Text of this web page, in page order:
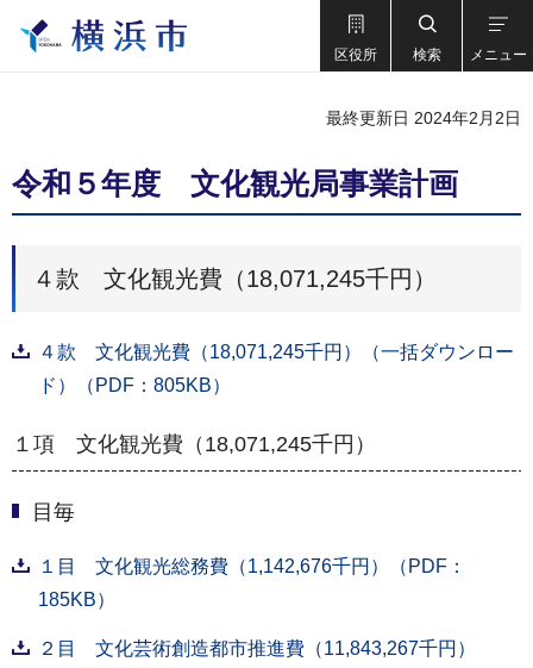
区役所 検索 メニュー
最終更新日 2024年2月2日
令和５年度 文化観光局事業計画
４款 文化観光費（18,071,245千円）
４款 文化観光費（18,071,245千円）（一括ダウンロー
ド）（PDF：805KB）
１項 文化観光費（18,071,245千円）
目毎
１目 文化観光総務費（1,142,676千円）（PDF：
185KB）
２目 文化芸術創造都市推進費（11,843,267千円）